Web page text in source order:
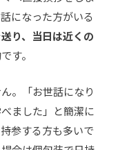
になった方がいる
り、当日は近くの
す。
。「お世話になり
ました」と簡潔に
参する方も多いで